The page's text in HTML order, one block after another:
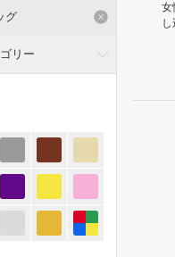
グ
リー
ウター
・サロペット
女